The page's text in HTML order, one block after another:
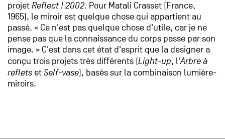
projet Reflect ! 2002. Pour Matali Crasset (France,
1965), le miroir est quelque chose qui appartient au
passé. « Ce n'est pas quelque chose d'utile, car je ne
pense pas que la connaissance du corps passe par son
image. » C'est dans cet état d'esprit que la designer a
conçu trois projets très différents (Light-up, l'Arbre à
reflets et Self-vase), basés sur la combinaison lumière-
miroirs.